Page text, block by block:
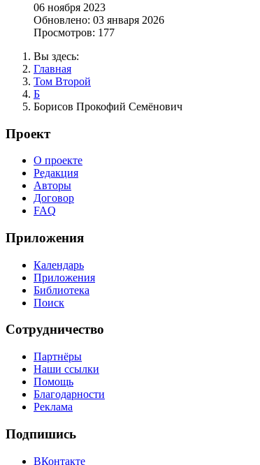
06 ноября 2023
Обновлено: 03 января 2026
Просмотров: 177
Вы здесь:
Главная
Том Второй
Б
Борисов Прокофий Семёнович
Проект
О проекте
Редакция
Авторы
Договор
FAQ
Приложения
Календарь
Приложения
Библиотека
Поиск
Сотрудничество
Партнёры
Наши ссылки
Помощь
Благодарности
Реклама
Подпишись
ВКонтакте